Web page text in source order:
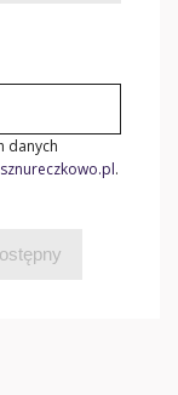
danych
.